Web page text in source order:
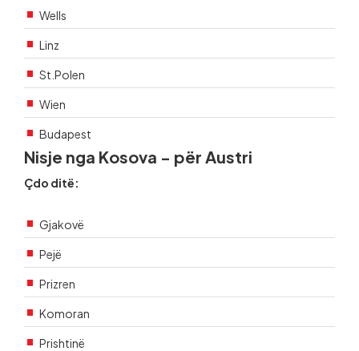
Wells
Linz
St.Polen
Wien
Budapest
Nisje nga Kosova - për Austri
Çdo ditë:
Gjakovë
Pejë
Prizren
Komoran
Prishtinë